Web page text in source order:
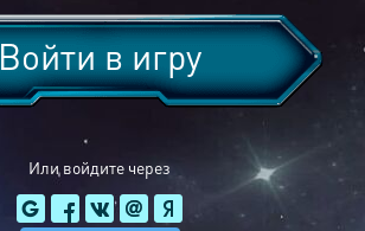
Или войдите через
Войти в игру